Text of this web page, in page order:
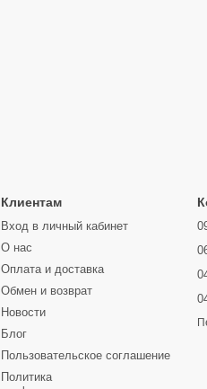
Клиентам
Вход в личный кабинет
О нас
Оплата и доставка
Обмен и возврат
Новости
Блог
Пользовательское соглашение
Политика